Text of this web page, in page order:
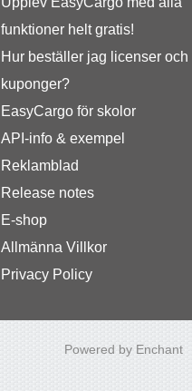
funktioner helt gratis!
Hur beställer jag licenser och
kuponger?
EasyCargo för skolor
API-info & exempel
Reklamblad
Release notes
E-shop
Allmänna Villkor
Privacy Policy
Powered by Enchant